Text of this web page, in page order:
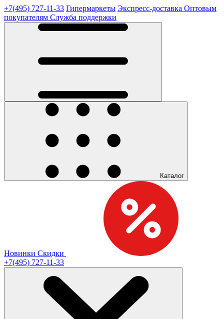
+7(495) 727-11-33 Гипермаркеты Экспресс-доставка Оптовым
покупателям Служба поддержки
Каталог
Новинки Скидки
+7(495) 727-11-33